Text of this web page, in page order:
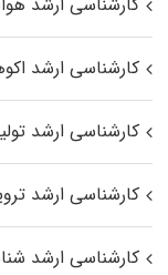
کارشناسی ارشد
کارشناسی ارشد
کارشناسی ارشد
کارشناسی ارشد